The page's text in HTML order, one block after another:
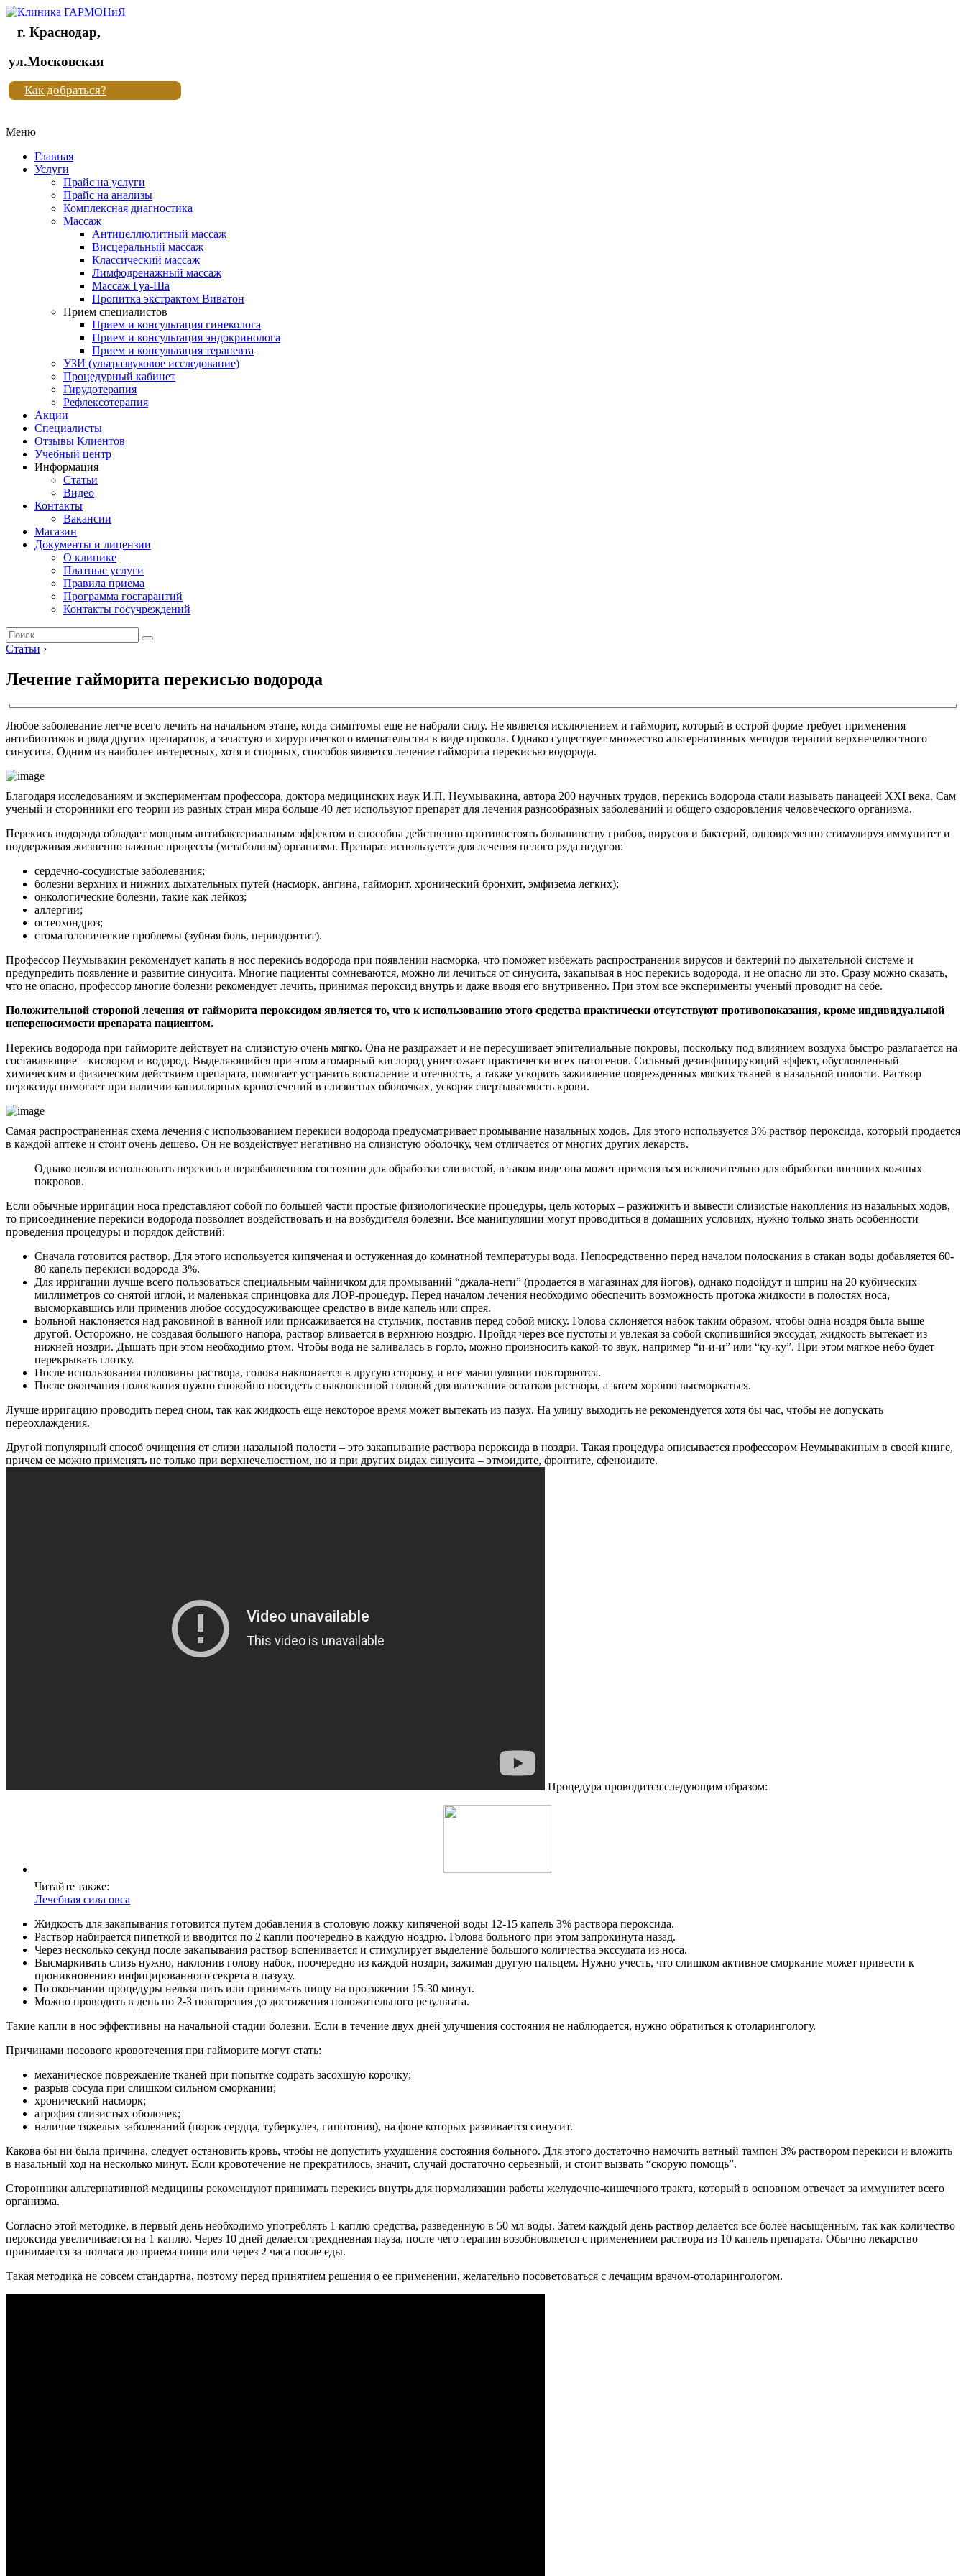
Клиника
"Новая
жизнь"
Клиника
жизнь"
г. Краснодар,
ул.Московская
Как добраться?
Меню
Главная
Услуги
Прайс на услуги
Прайс на анализы
Комплексная диагностика
Массаж
Антицеллюлитный массаж
Висцеральный массаж
Классический массаж
Лимфодренажный массаж
Массаж Гуа-Ша
Пропитка экстрактом Виватон
Прием специалистов
Прием и консультация гинеколога
Прием и консультация эндокринолога
Прием и консультация терапевта
УЗИ (ультразвуковое исследование)
Процедурный кабинет
Гирудотерапия
Рефлексотерапия
Акции
Специалисты
Отзывы Клиентов
Учебный центр
Информация
Статьи
Видео
Контакты
Вакансии
Магазин
Документы и лицензии
О клинике
Платные услуги
Правила приема
Программа госгарантий
Контакты госучреждений
Статьи ›
Лечение гайморита перекисью водорода
Любое заболевание легче всего лечить на начальном этапе, когда симптомы еще не набрали силу. Не является исключением и гайморит, который в острой форме требует применения
антибиотиков и ряда других препаратов, а зачастую и хирургического вмешательства в виде прокола. Однако существует множество альтернативных методов терапии верхнечелюстного
синусита. Одним из наиболее интересных, хотя и спорных, способов является лечение гайморита перекисью водорода.
Благодаря исследованиям и экспериментам профессора, доктора медицинских наук И.П. Неумывакина, автора 200 научных трудов, перекись водорода стали называть панацеей XXI века. Сам
ученый и сторонники его теории из разных стран мира больше 40 лет используют препарат для лечения разнообразных заболеваний и общего оздоровления человеческого организма.
Перекись водорода обладает мощным антибактериальным эффектом и способна действенно противостоять большинству грибов, вирусов и бактерий, одновременно стимулируя иммунитет и
поддерживая жизненно важные процессы (метаболизм) организма. Препарат используется для лечения целого ряда недугов:
сердечно-сосудистые заболевания;
болезни верхних и нижних дыхательных путей (насморк, ангина, гайморит, хронический бронхит, эмфизема легких);
онкологические болезни, такие как лейкоз;
аллергии;
остеохондроз;
стоматологические проблемы (зубная боль, периодонтит).
Профессор Неумывакин рекомендует капать в нос перекись водорода при появлении насморка, что поможет избежать распространения вирусов и бактерий по дыхательной системе и
предупредить появление и развитие синусита. Многие пациенты сомневаются, можно ли лечиться от синусита, закапывая в нос перекись водорода, и не опасно ли это. Сразу можно сказать,
что не опасно, профессор многие болезни рекомендует лечить, принимая пероксид внутрь и даже вводя его внутривенно. При этом все эксперименты ученый проводит на себе.
Положительной стороной лечения от гайморита пероксидом является то, что к использованию этого средства практически отсутствуют противопоказания, кроме индивидуальной
непереносимости препарата пациентом.
Перекись водорода при гайморите действует на слизистую очень мягко. Она не раздражает и не пересушивает эпителиальные покровы, поскольку под влиянием воздуха быстро разлагается на
составляющие – кислород и водород. Выделяющийся при этом атомарный кислород уничтожает практически всех патогенов. Сильный дезинфицирующий эффект, обусловленный
химическим и физическим действием препарата, помогает устранить воспаление и отечность, а также ускорить заживление поврежденных мягких тканей в назальной полости. Раствор
пероксида помогает при наличии капиллярных кровотечений в слизистых оболочках, ускоряя свертываемость крови.
Самая распространенная схема лечения с использованием перекиси водорода предусматривает промывание назальных ходов. Для этого используется 3% раствор пероксида, который продается
в каждой аптеке и стоит очень дешево. Он не воздействует негативно на слизистую оболочку, чем отличается от многих других лекарств.
Однако нельзя использовать перекись в неразбавленном состоянии для обработки слизистой, в таком виде она может применяться исключительно для обработки внешних кожных
покровов.
Если обычные ирригации носа представляют собой по большей части простые физиологические процедуры, цель которых – разжижить и вывести слизистые накопления из назальных ходов,
то присоединение перекиси водорода позволяет воздействовать и на возбудителя болезни. Все манипуляции могут проводиться в домашних условиях, нужно только знать особенности
проведения процедуры и порядок действий:
Сначала готовится раствор. Для этого используется кипяченая и остуженная до комнатной температуры вода. Непосредственно перед началом полоскания в стакан воды добавляется 60-
80 капель перекиси водорода 3%.
Для ирригации лучше всего пользоваться специальным чайничком для промываний “джала-нети” (продается в магазинах для йогов), однако подойдут и шприц на 20 кубических
миллиметров со снятой иглой, и маленькая спринцовка для ЛОР-процедур. Перед началом лечения необходимо обеспечить возможность протока жидкости в полостях носа,
высморкавшись или применив любое сосудосуживающее средство в виде капель или спрея.
Больной наклоняется над раковиной в ванной или присаживается на стульчик, поставив перед собой миску. Голова склоняется набок таким образом, чтобы одна ноздря была выше
другой. Осторожно, не создавая большого напора, раствор вливается в верхнюю ноздрю. Пройдя через все пустоты и увлекая за собой скопившийся экссудат, жидкость вытекает из
нижней ноздри. Дышать при этом необходимо ртом. Чтобы вода не заливалась в горло, можно произносить какой-то звук, например “и-и-и” или “ку-ку”. При этом мягкое небо будет
перекрывать глотку.
После использования половины раствора, голова наклоняется в другую сторону, и все манипуляции повторяются.
После окончания полоскания нужно спокойно посидеть с наклоненной головой для вытекания остатков раствора, а затем хорошо высморкаться.
Лучше ирригацию проводить перед сном, так как жидкость еще некоторое время может вытекать из пазух. На улицу выходить не рекомендуется хотя бы час, чтобы не допускать
переохлаждения.
Другой популярный способ очищения от слизи назальной полости – это закапывание раствора пероксида в ноздри. Такая процедура описывается профессором Неумывакиным в своей книге,
причем ее можно применять не только при верхнечелюстном, но и при других видах синусита – этмоидите, фронтите, сфеноидите.
Процедура проводится следующим образом:
Читайте также:
Лечебная сила овса
Жидкость для закапывания готовится путем добавления в столовую ложку кипяченой воды 12-15 капель 3% раствора пероксида.
Раствор набирается пипеткой и вводится по 2 капли поочередно в каждую ноздрю. Голова больного при этом запрокинута назад.
Через несколько секунд после закапывания раствор вспенивается и стимулирует выделение большого количества экссудата из носа.
Высмаркивать слизь нужно, наклонив голову набок, поочередно из каждой ноздри, зажимая другую пальцем. Нужно учесть, что слишком активное сморкание может привести к
проникновению инфицированного секрета в пазуху.
По окончании процедуры нельзя пить или принимать пищу на протяжении 15-30 минут.
Можно проводить в день по 2-3 повторения до достижения положительного результата.
Такие капли в нос эффективны на начальной стадии болезни. Если в течение двух дней улучшения состояния не наблюдается, нужно обратиться к отоларингологу.
Причинами носового кровотечения при гайморите могут стать:
механическое повреждение тканей при попытке содрать засохшую корочку;
разрыв сосуда при слишком сильном сморкании;
хронический насморк;
атрофия слизистых оболочек;
наличие тяжелых заболеваний (порок сердца, туберкулез, гипотония), на фоне которых развивается синусит.
Какова бы ни была причина, следует остановить кровь, чтобы не допустить ухудшения состояния больного. Для этого достаточно намочить ватный тампон 3% раствором перекиси и вложить
в назальный ход на несколько минут. Если кровотечение не прекратилось, значит, случай достаточно серьезный, и стоит вызвать “скорую помощь”.
Сторонники альтернативной медицины рекомендуют принимать перекись внутрь для нормализации работы желудочно-кишечного тракта, который в основном отвечает за иммунитет всего
организма.
Согласно этой методике, в первый день необходимо употреблять 1 каплю средства, разведенную в 50 мл воды. Затем каждый день раствор делается все более насыщенным, так как количество
пероксида увеличивается на 1 каплю. Через 10 дней делается трехдневная пауза, после чего терапия возобновляется с применением раствора из 10 капель препарата. Обычно лекарство
принимается за полчаса до приема пищи или через 2 часа после еды.
Такая методика не совсем стандартна, поэтому перед принятием решения о ее применении, желательно посоветоваться с лечащим врачом-отоларингологом.